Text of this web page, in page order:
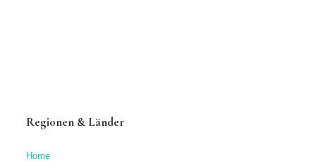
Regionen & Länder
Home